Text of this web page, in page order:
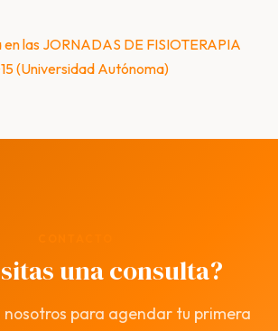
las JORNADAS DE FISIOTERAPIA
(Universidad Autónoma)
una consulta?
para agendar tu primera